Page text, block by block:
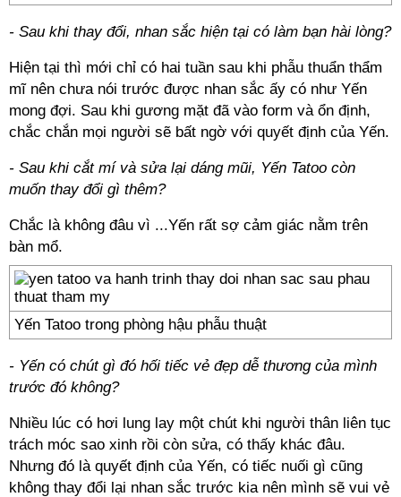
- Sau khi thay đổi, nhan sắc hiện tại có làm bạn hài lòng?
Hiện tại thì mới chỉ có hai tuần sau khi phẫu thuẩn thẩm
mĩ nên chưa nói trước được nhan sắc ấy có như Yến
mong đợi. Sau khi gương mặt đã vào form và ổn định,
chắc chắn mọi người sẽ bất ngờ với quyết định của Yến.
- Sau khi cắt mí và sửa lại dáng mũi, Yến Tatoo còn
muốn thay đổi gì thêm?
Chắc là không đâu vì ...Yến rất sợ cảm giác nằm trên
bàn mổ.
Yến Tatoo trong phòng hậu phẫu thuật
- Yến có chút gì đó hối tiếc vẻ đẹp dễ thương của mình
trước đó không?
Nhiều lúc có hơi lung lay một chút khi người thân liên tục
trách móc sao xinh rồi còn sửa, có thấy khác đâu.
Nhưng đó là quyết định của Yến, có tiếc nuối gì cũng
không thay đổi lại nhan sắc trước kia nên mình sẽ vui vẻ